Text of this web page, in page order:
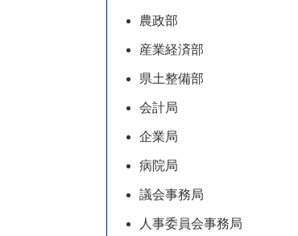
農政部
産業経済部
県土整備部
会計局
企業局
病院局
議会事務局
人事委員会事務局